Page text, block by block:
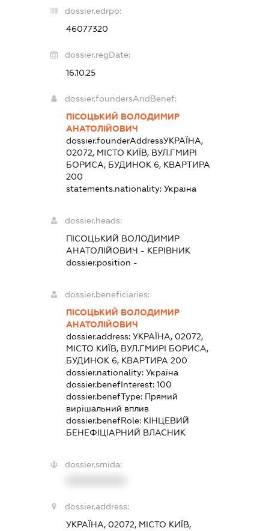
dossier.edrpo:
46077320
dossier.regDate:
16.10.25
dossier.foundersAndBenef:
ПІСОЦЬКИЙ ВОЛОДИМИР
АНАТОЛІЙОВИЧ
dossier.founderAddressУКРАЇНА,
02072, МІСТО КИЇВ, ВУЛ.ГМИРІ
БОРИСА, БУДИНОК 6, КВАРТИРА
200
statements.nationality:Україна
dossier.heads:
ПІСОЦЬКИЙ ВОЛОДИМИР
АНАТОЛІЙОВИЧ - КЕРІВНИК
dossier.position -
dossier.beneficiaries:
ПІСОЦЬКИЙ ВОЛОДИМИР
АНАТОЛІЙОВИЧ
dossier.address:УКРАЇНА, 02072,
МІСТО КИЇВ, ВУЛ.ГМИРІ БОРИСА,
БУДИНОК 6, КВАРТИРА 200
dossier.nationality:Україна
dossier.benefInterest:100
dossier.benefType: Прямий
вирішальний вплив
dossier.benefRole: КІНЦЕВИЙ
БЕНЕФІЦІАРНИЙ ВЛАСНИК
dossier.smida:
dossier.address:
УКРАЇНА, 02072, МІСТО КИЇВ,